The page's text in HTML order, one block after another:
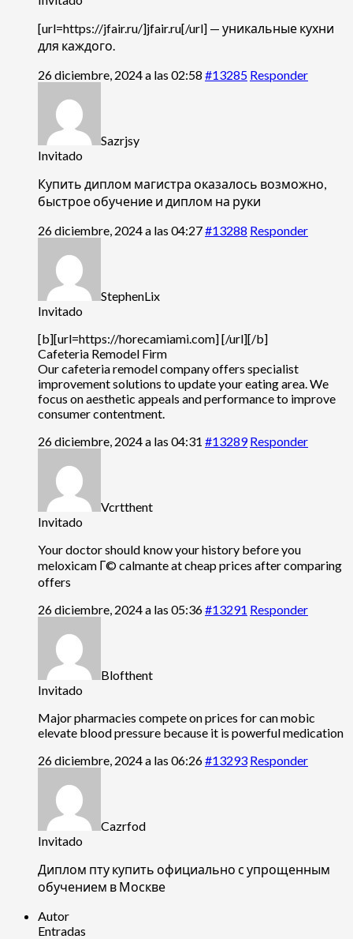
[url=https://jfair.ru/]jfair.ru[/url] — уникальные кухни
для каждого.
26 diciembre, 2024 a las 02:58 #13285 Responder
Sazrjsy
Invitado
Купить диплом магистра оказалось возможно,
быстрое обучение и диплом на руки
26 diciembre, 2024 a las 04:27#13288 Responder
StephenLix
Invitado
[b][url=https://horecamiami.com] [/url][/b]
Cafeteria Remodel Firm
Our cafeteria remodel company offers specialist
improvement solutions to update your eating area. We
focus on aesthetic appeals and performance to improve
consumer contentment.
26 diciembre, 2024 a las 04:31 #13289 Responder
Vcrtthent
Invitado
Your doctor should know your history before you
meloxicam Г© calmante at cheap prices after comparing
offers
26 diciembre, 2024 a las 05:36#13291 Responder
Blofthent
Invitado
Major pharmacies compete on prices forcan mobic
elevate blood pressure because it is powerful medication
26 diciembre, 2024 a las 06:26#13293 Responder
Cazrfod
Invitado
Диплом пту купить официально с упрощенным
обучением в Москве
Autor
Entradas